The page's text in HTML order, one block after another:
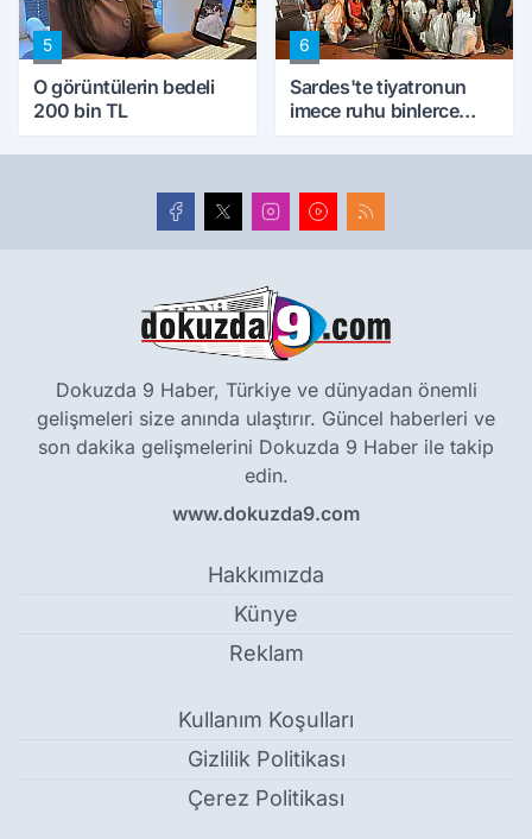
5
O görüntülerin bedeli
200 bin TL
6
Sardes'te tiyatronun
imece ruhu binlerce
Dokuzda 9 Haber, Türkiye ve dünyadan önemli
gelişmeleri size anında ulaştırır. Güncel haberleri ve
son dakika gelişmelerini Dokuzda 9 Haber ile takip
edin.
www.dokuzda9.com
Hakkımızda
Künye
Reklam
Kullanım Koşulları
Gizlilik Politikası
Çerez Politikası